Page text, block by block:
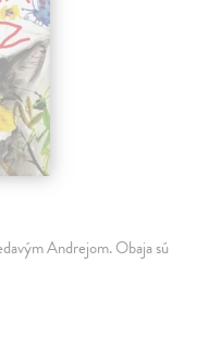
Andrejom. Obaja sú